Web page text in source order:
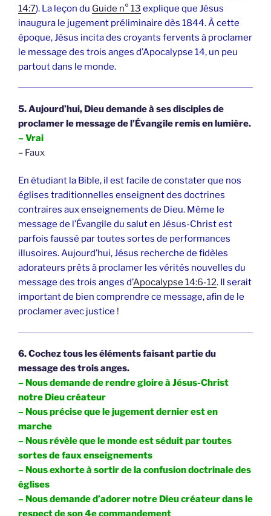
14:7). La leçon du Guide n° 13 explique que Jésus
inaugura le jugement préliminaire dès 1844. À cette
époque, Jésus incita des croyants fervents à proclamer
le message des trois anges d’Apocalypse 14, un peu
partout dans le monde.
5. Aujourd’hui, Dieu demande à ses disciples de
proclamer le message de l’Évangile remis en lumière.
– Vrai
– Faux
En étudiant la Bible, il est facile de constater que nos
églises traditionnelles enseignent des doctrines
contraires aux enseignements de Dieu. Même le
message de l’Évangile du salut en Jésus-Christ est
parfois faussé par toutes sortes de performances
illusoires. Aujourd’hui, Jésus recherche de fidèles
adorateurs prêts à proclamer les vérités nouvelles du
message des trois anges d’Apocalypse 14:6-12. Il serait
important de bien comprendre ce message, afin de le
proclamer avec justice !
6. Cochez tous les éléments faisant partie du
message des trois anges.
– Nous demande de rendre gloire à Jésus-Christ
notre Dieu créateur
– Nous précise que le jugement dernier est en
marche
– Nous révèle que le monde est séduit par toutes
sortes de faux enseignements
– Nous exhorte à sortir de la confusion doctrinale des
églises
– Nous demande d’adorer notre Dieu créateur dans le
respect de son 4e commandement